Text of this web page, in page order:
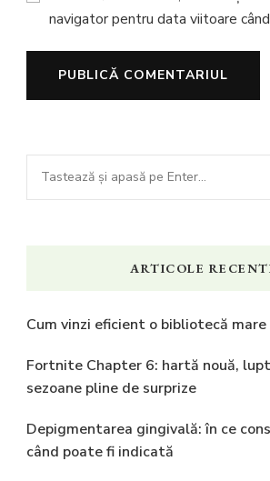
navigator pentru data viitoare
Cauți
ceva?
ARTICOLE
Cum vinzi eficient o bibliotecă
Fortnite Chapter 6: hartă nouă,
sezoane pline de surprize
Depigmentarea gingivală: în ce
când poate fi indicată